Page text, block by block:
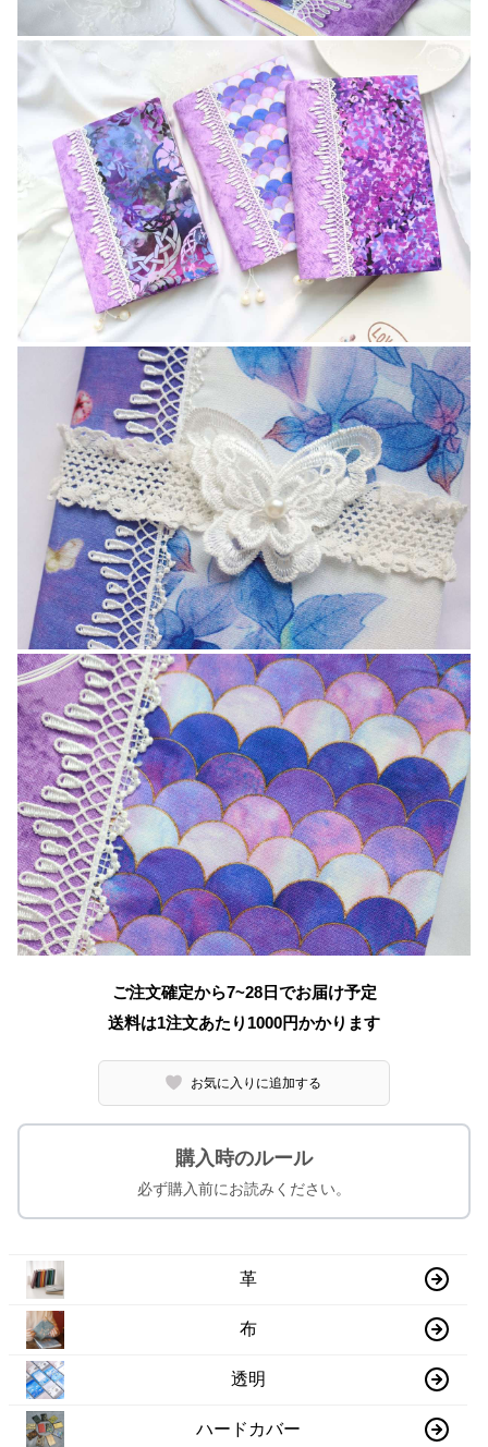
ご注文確定から7~28日でお届け予定
送料は1注文あたり 1000円かかります
お気に入りに追加する
購入時のルール
必ず購入前にお読みください。
革
布
透明
ハードカバー